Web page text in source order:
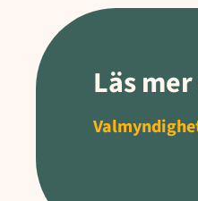
Läs